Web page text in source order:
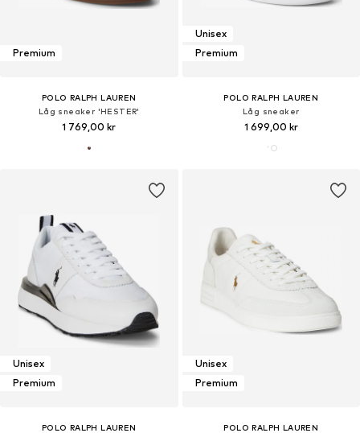
Premium
POLO RALPH LAUREN
Låg sneaker 'HESTER'
1 769,00 kr
Unisex
Premium
POLO RALPH LAUREN
Låg sneaker
1 699,00 kr
Unisex
Premium
POLO RALPH LAUREN
Unisex
Premium
POLO RALPH LAUREN